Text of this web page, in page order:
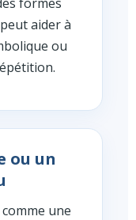
aider à
ou
ou un
une